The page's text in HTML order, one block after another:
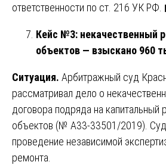
ответственности по ст. 216 УК
Кейс №3: некачественный
объектов — взыскано 960
Ситуация. Арбитражный суд
рассматривал дело о
договора подряда на капитальный
объектов (№ А33-33501/2019). Суд
проведение независимой
ремонта.